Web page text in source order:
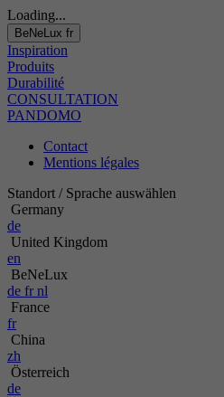
Loading...
BeNeLux fr
Inspiration
Produits
Durabilité
CONSULTATION
PANDOMO
Contact
Mentions légales
Standort / Sprache auswählen
Germany
de
United Kingdom
en
BeNeLux
de fr nl
France
fr
China
zh
Österreich
de